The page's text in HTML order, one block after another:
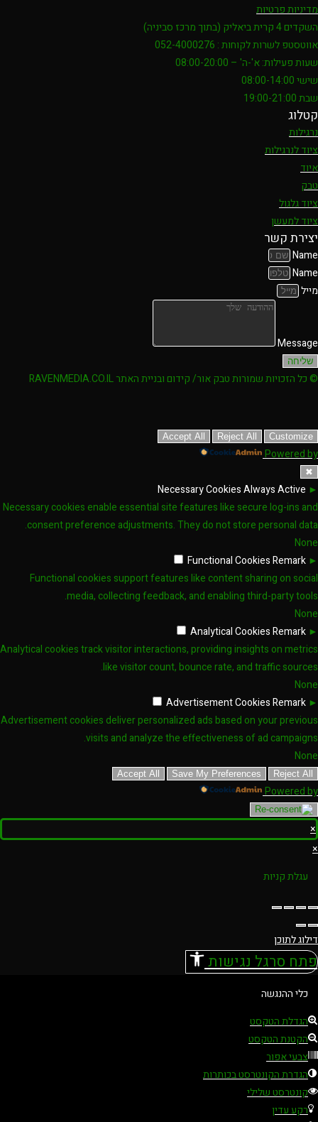
מדיניות פרטיות
השקדים 4 קרית ביאליק (בתוך מרכז סביניה)
אווטסטפ לשרות לקוחות : 052-4000276
שעות פעילות: א'-ה' – 08:00-20:00
שישי 08:00-14:00
שבת 19:00-21:00
קטלוג
נרגילות
ציוד לנרגילות
איוד
טבק
ציוד גלגול
ציוד למעשן
יצירת קשר
Name
Name
מייל
Message
שליחה
© כל הזכויות שמורות טבק אור/ קידום ובניית האתר RAVENMEDIA.CO.IL
Customize
Reject All
Accept All
Powered by
✖
►
Necessary CookiesAlways Active
Necessary cookies enable essential site features like secure log-ins and
consent preference adjustments. They do not store personal data.
None
►
Functional CookiesRemark
Functional cookies support features like content sharing on social
media, collecting feedback, and enabling third-party tools.
None
►
Analytical CookiesRemark
Analytical cookies track visitor interactions, providing insights on metrics
like visitor count, bounce rate, and traffic sources.
None
►
Advertisement CookiesRemark
Advertisement cookies deliver personalized ads based on your previous
visits and analyze the effectiveness of ad campaigns.
None
Reject All
Save My Preferences
Accept All
Powered by
×
×
עגלת קניות
דילוג לתוכן
פתח סרגל נגישות
כלי ההנגשה
הגדלת הטקסט
הקטנת הטקסט
צבעי אפור
הגדרת הקונטרסט בכותרות
קונטרסט שלילי
רקע עדין